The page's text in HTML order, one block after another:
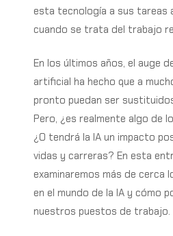
esta tecnología a sus tareas
cuando se trata del trabajo
En los últimos años, el auge
artificial ha hecho que a
pronto puedan ser
Pero, ¿es realmente algo de
¿O tendrá la IA un impacto
vidas y carreras? En esta
examinaremos más de cerca
en el mundo de la IA y cómo
nuestros puestos de trabajo.